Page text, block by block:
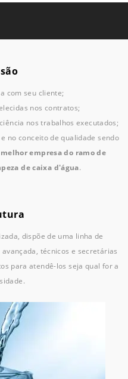
com seu cliente;
nos contratos;
nos trabalhos executados;
no conceito de qualidade sendo
melhor empresa do ramo de
de caixa d'água.
dispõe de uma linha de
técnicos e secretárias
para atendê-los seja qual for a